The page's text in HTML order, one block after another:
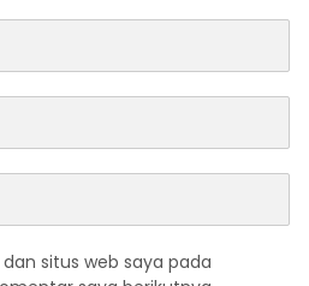
situs web saya pada